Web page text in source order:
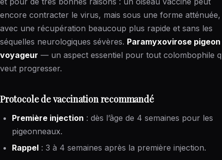
encore contracter le virus, mais sous une forme atténuée,
avec une récupération beaucoup plus rapide et sans les
séquelles neurologiques sévères. Paramyxovirose pigeon
voyageur — un aspect essentiel pour tout colombophile
veut progresser.
Protocole de vaccination recommandé
Première injection : dès l’âge de 4 semaines pour les
pigeonneaux.
Rappel : 3 à 4 semaines après la première injection.